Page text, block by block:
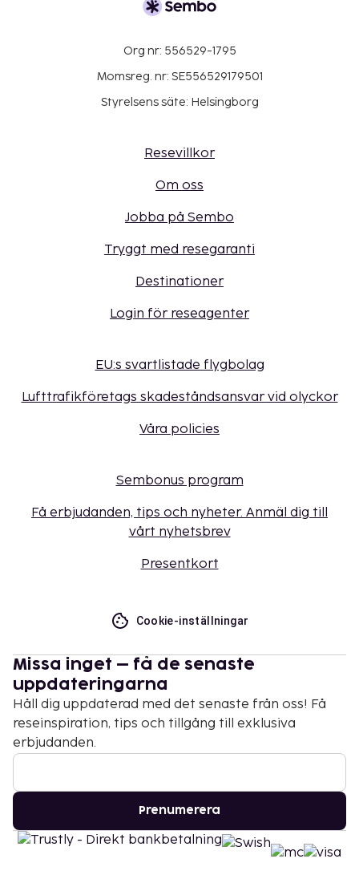
Org nr: 556529-1795
Momsreg. nr: SE556529179501
Styrelsens säte: Helsingborg
Resevillkor
Om oss
Jobba på Sembo
Tryggt med resegaranti
Destinationer
Login för reseagenter
EU:s svartlistade flygbolag
Lufttrafikföretags skadeståndsansvar vid olyckor
Våra policies
Sembonus program
Få erbjudanden, tips och nyheter. Anmäl dig till
vårt nyhetsbrev
Presentkort
Cookie-inställningar
Missa inget – få de senaste
uppdateringarna
Håll dig uppdaterad med det senaste från oss! Få
reseinspiration, tips och tillgång till exklusiva
erbjudanden.
Prenumerera